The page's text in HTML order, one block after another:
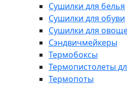
Сушилки для белья
Сушилки для обуви
Сушилки для
Сэндвичмейкеры
Термобоксы
Термопистолеты
Термопоты